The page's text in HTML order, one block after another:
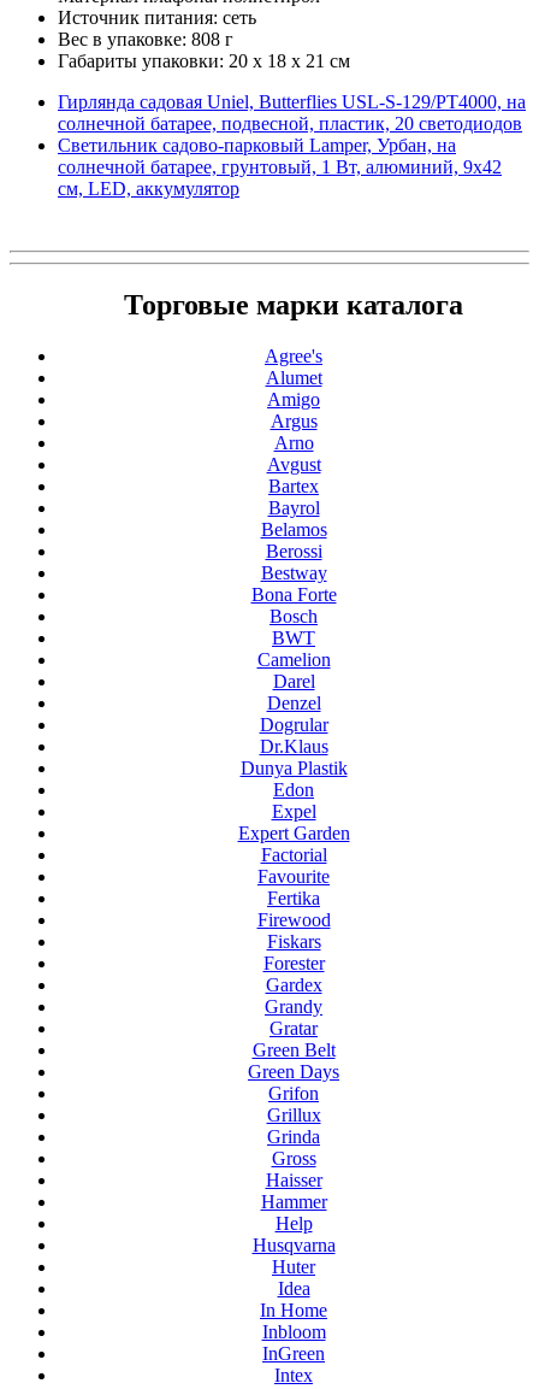
Источник питания: сеть
Вес в упаковке: 808 г
Габариты упаковки: 20 x 18 x 21 см
Гирлянда садовая Uniel, Butterflies USL-S-129/PT4000, на
солнечной батарее, подвесной, пластик, 20 светодиодов
Светильник садово-парковый Lamper, Урбан, на
солнечной батарее, грунтовый, 1 Вт, алюминий, 9х42
см, LED, аккумулятор
Торговые марки каталога
Agree's
Alumet
Amigo
Argus
Arno
Avgust
Bartex
Bayrol
Belamos
Berossi
Bestway
Bona Forte
Bosch
BWT
Camelion
Darel
Denzel
Dogrular
Dr.Klaus
Dunya Plastik
Edon
Expel
Expert Garden
Factorial
Favourite
Fertika
Firewood
Fiskars
Forester
Gardex
Grandy
Gratar
Green Belt
Green Days
Grifon
Grillux
Grinda
Gross
Haisser
Hammer
Help
Husqvarna
Huter
Idea
In Home
Inbloom
InGreen
Intex